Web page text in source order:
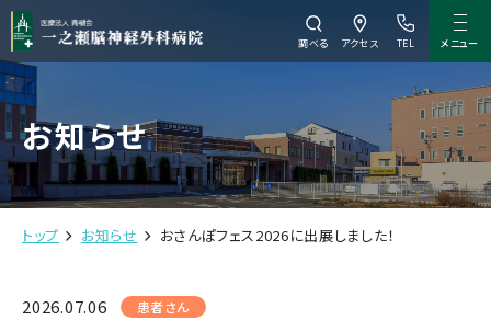
調べる アクセス TEL メニュー
お知らせ
トップ お知らせ おさんぽフェス2026に出展しました！
2026.07.06 患者さん